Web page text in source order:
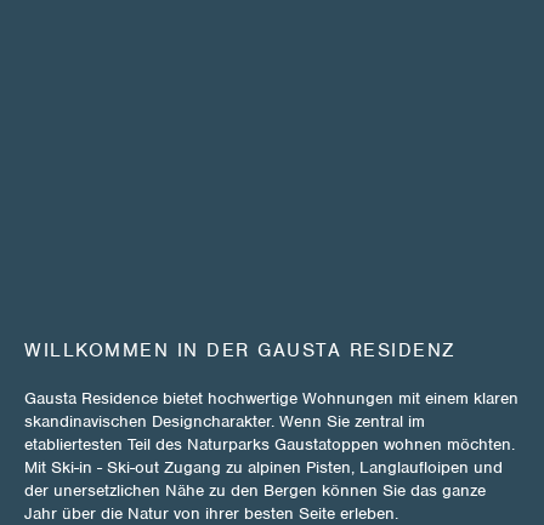
WILLKOMMEN IN DER GAUSTA RESIDENZ
Gausta Residence bietet hochwertige Wohnungen mit einem klaren
skandinavischen Designcharakter. Wenn Sie zentral im
etabliertesten Teil des Naturparks Gaustatoppen wohnen möchten.
Mit Ski-in - Ski-out Zugang zu alpinen Pisten, Langlaufloipen und
der unersetzlichen Nähe zu den Bergen können Sie das ganze
Jahr über die Natur von ihrer besten Seite erleben.